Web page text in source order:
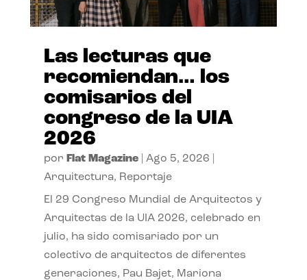
Las lecturas que
recomiendan… los
comisarios del
congreso de la UIA
2026
por Flat Magazine| Ago 5, 2026
Arquitectura, Reportaje
El 29 Congreso Mundial de Arquitectos y
Arquitectas de la UIA 2026, celebrado en
julio, ha sido comisariado por un
colectivo de arquitectos de diferentes
generaciones, Pau Bajet, Mariona